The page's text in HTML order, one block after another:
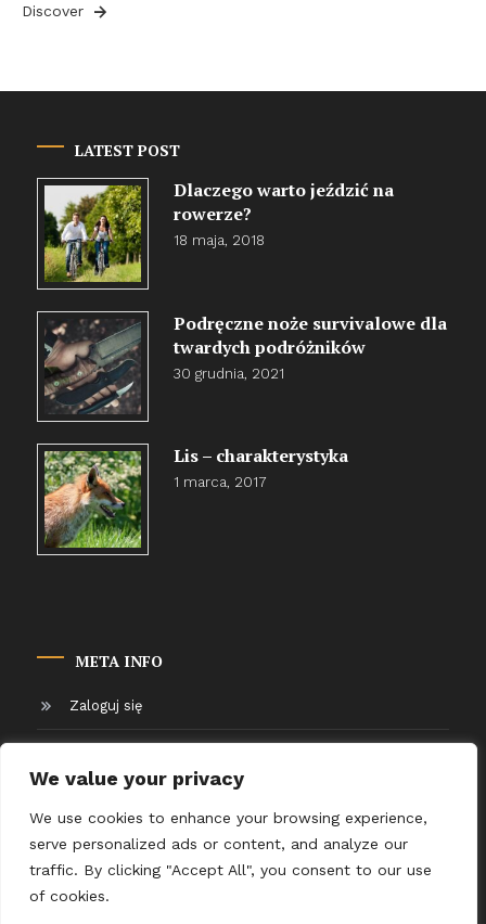
We value your privacy
We use cookies to enhance your browsing experience,
serve personalized ads or content, and analyze our
traffic. By clicking "Accept All", you consent to our use
of cookies.
Discover
LATEST POST
Dlaczego warto jeździć na
rowerze?
18 maja, 2018
Podręczne noże survivalowe dla
twardych podróżników
30 grudnia, 2021
Lis – charakterystyka
1 marca, 2017
META INFO
Zaloguj się
WordPress.org